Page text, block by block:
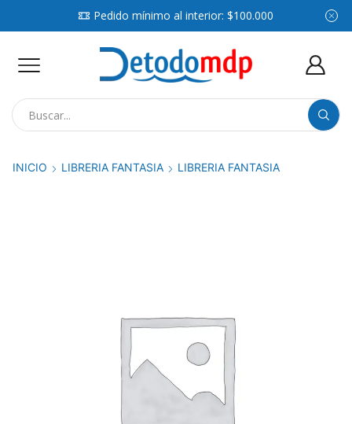
Pedido mínimo al interior: $100.000
INICIO LIBRERIA FANTASIA LIBRERIA FANTASIA